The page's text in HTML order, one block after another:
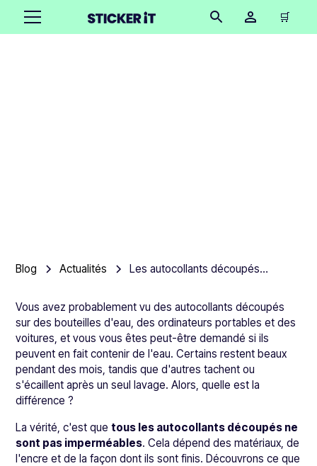
🛒
Blog Actualités Les autocollants découpés sont-ils imperméables ?
Vous avez probablement vu des autocollants découpés
sur des bouteilles d'eau, des ordinateurs portables et des
voitures, et vous vous êtes peut-être demandé si ils
peuvent en fait contenir de l'eau. Certains restent beaux
pendant des mois, tandis que d'autres tachent ou
s'écaillent après un seul lavage. Alors, quelle est la
différence ?
La vérité, c'est quetous les autocollants découpés ne
sont pas imperméables. Cela dépend des matériaux, de
l'encre et de la façon dont ils sont finis. Découvrons ce que